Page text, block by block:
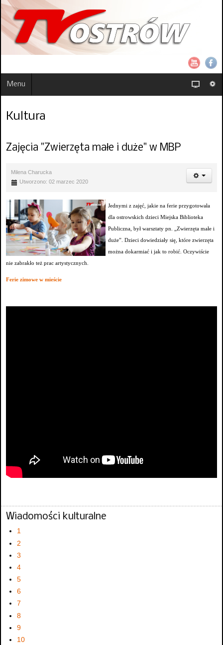
Menu
Kultura
Zajęcia "Zwierzęta małe i duże" w MBP
Milena Charucka
Utworzono: 02 marzec 2020
Jednymi z zajęć, jakie na ferie przygotowała
dla ostrowskich dzieci Miejska Biblioteka
Publiczna, był warsztaty pn. „Zwierzęta małe i
duże”. Dzieci dowiedziały się, które zwierzęta
można dokarmiać i jak to robić. Oczywiście
nie zabrakło też prac artystycznych.
Ferie zimowe w mieście
Wiadomości kulturalne
1
2
3
4
5
6
7
8
9
10